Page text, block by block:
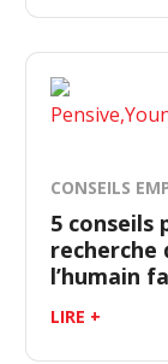
CONSEILS
5 conseils
recherche
l’humain
LIRE +